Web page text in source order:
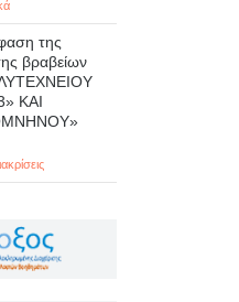
της
βραβείων
ΚΑΙ